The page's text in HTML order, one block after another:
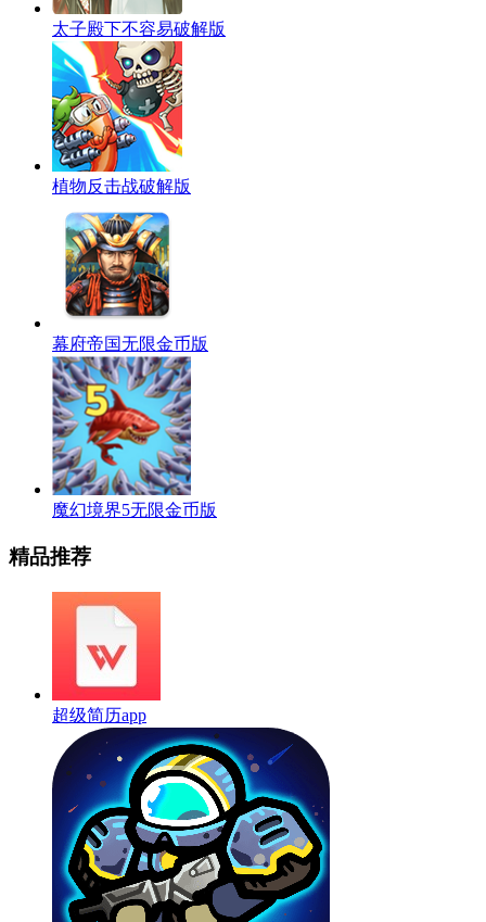
太子殿下不容易破解版
植物反击战破解版
幕府帝国无限金币版
魔幻境界5无限金币版
精品推荐
超级简历app